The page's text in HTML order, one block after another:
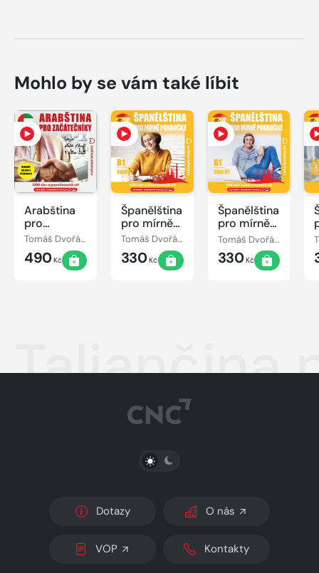
Mohlo by se vám také líbit
Arabština
pro
začátečníkyTomáš Dvořáček
490Kč
Španělština
pro mírně
pokročilé
B1, část 2
Tomáš Dvořáček, Jeff Short, Kateřina Dvořáčková, Alena Sasínová
330Kč
Španělština
pro mírně
pokročilé
B1, část 1
Tomáš Dvořáček, Jeff Short, Kateřina Dvořáčková, Alena Sasínová
330Kč
Taliančina
PŘEPNOUT SVĚTLÝ/TMAVÝ REŽIM
Dotazy O nás
VOP Kontakty